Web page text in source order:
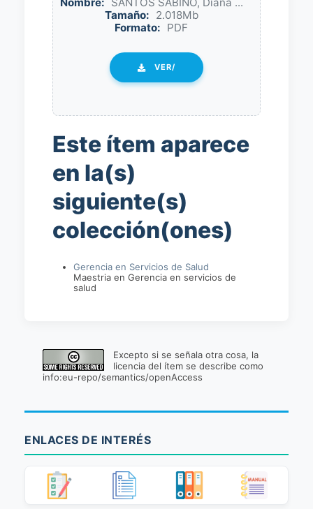
Tamaño: 2.018Mb
Formato: PDF
VER/
Este ítem aparece
en la(s)
siguiente(s)
colección(ones)
Gerencia en Servicios de Salud
Maestria en Gerencia en servicios de
salud
Excepto si se señala otra cosa, la
licencia del ítem se describe como
info:eu-repo/semantics/openAccess
ENLACES DE INTERÉS